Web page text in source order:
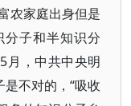
农家庭出身但是
子和半知识分
月，中共中央明
不对的，“吸收